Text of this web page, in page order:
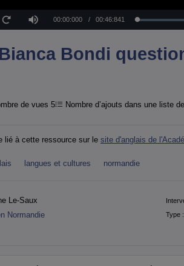
Seek
forward
SourdineTemps
00:00:000 / Durée
00:46:841
Bianca Bondi
de vues 5 Nombre d’ajouts dans une liste
lié à cette ressource sur le site d'anglais de
langues et cultures normandie
Le-Saux
Normandie Type :